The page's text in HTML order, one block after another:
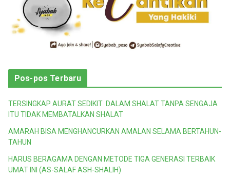
Pos-pos Terbaru
TERSINGKAP AURAT SEDIKIT DALAM SHALAT TANPA SENGAJA
ITU TIDAK MEMBATALKAN SHALAT
AMARAH BISA MENGHANCURKAN AMALAN SELAMA BERTAHUN-
TAHUN
HARUS BERAGAMA DENGAN METODE TIGA GENERASI TERBAIK
UMAT INI (AS-SALAF ASH-SHALIH)